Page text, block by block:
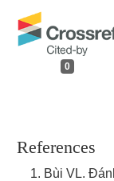
0
References
Bùi VL.